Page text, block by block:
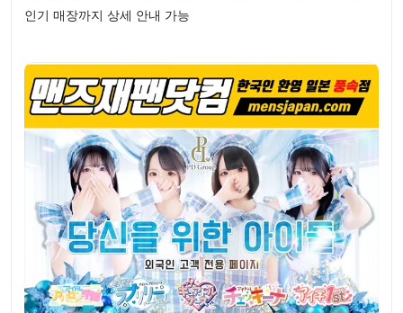
인기 매장까지 상세 안내 가능